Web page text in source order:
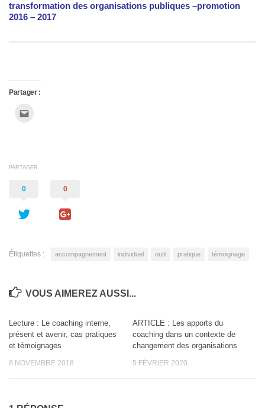
transformation des organisations publiques –promotion
2016 – 2017
Partager :
ami(ouvre
PARTAGER
0 0
Étiquettes : accompagnement individuel outil pratique témoignage
VOUS AIMEREZ AUSSI...
Lecture : Le coaching interne,
présent et avenir, cas pratiques
et témoignages
8 NOVEMBRE 2018
ARTICLE : Les apports du
coaching dans un contexte de
changement des organisations
5 FÉVRIER 2020